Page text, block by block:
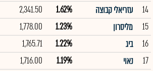
14
עזריאלי קבוצה 1.62%
2,341.50
15
מליסרון 1.23%
1,778.00
16
ביג 1.22%
1,765.71
17
נאוי 1.19%
1,716.00